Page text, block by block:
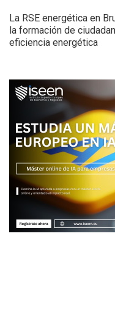
La RSE energética en
la formación de
eficiencia energética